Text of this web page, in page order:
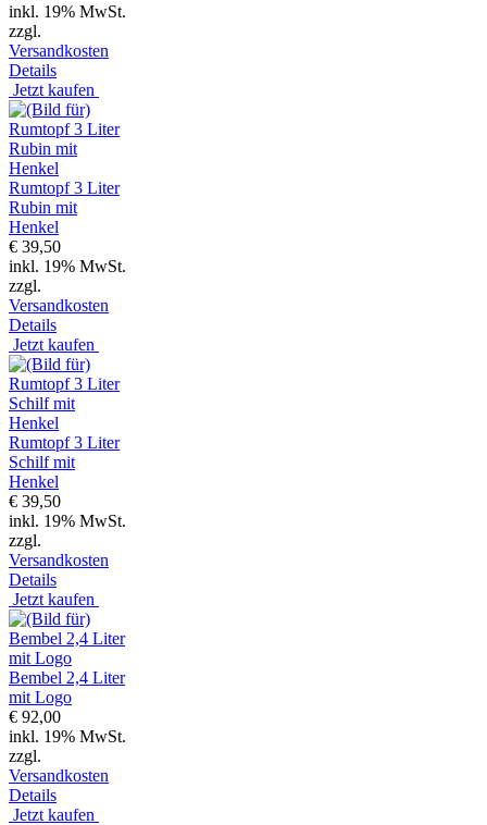
inkl. 19% MwSt.
zzgl.
Versandkosten
Details
Jetzt kaufen
Rumtopf 3 Liter
Rubin mit
Henkel
€ 39,50
inkl. 19% MwSt.
zzgl.
Versandkosten
Details
Jetzt kaufen
Rumtopf 3 Liter
Schilf mit
Henkel
€ 39,50
inkl. 19% MwSt.
zzgl.
Versandkosten
Details
Jetzt kaufen
Bembel 2,4 Liter
mit Logo
€ 92,00
inkl. 19% MwSt.
zzgl.
Versandkosten
Details
Jetzt kaufen